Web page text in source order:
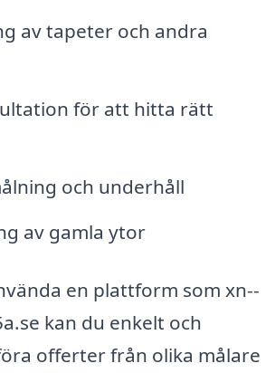
av tapeter och andra
för att hitta rätt
och underhåll
av gamla ytor
en plattform som xn--
kan du enkelt och
offerter från olika målare